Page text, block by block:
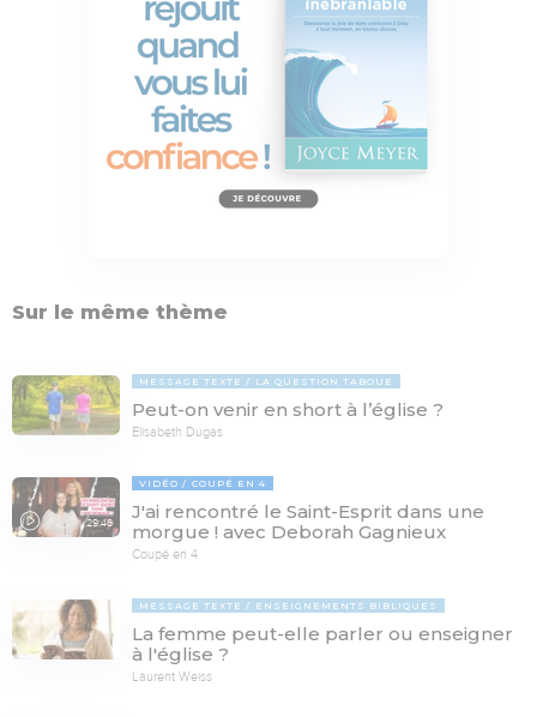
Sur le même thème
MESSAGE TEXTE LA QUESTION TABOUE
Peut-on venir en short à l’église ?
Elisabeth Dugas
29:46
VIDÉO COUPÉ EN 4
J'ai rencontré le Saint-Esprit dans une
morgue ! avec Deborah Gagnieux
Coupé en 4
MESSAGE TEXTE ENSEIGNEMENTS BIBLIQUES
La femme peut-elle parler ou enseigner
à l'église ?
Laurent Weiss